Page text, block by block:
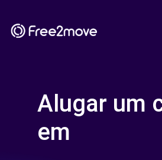
Alugar um
em